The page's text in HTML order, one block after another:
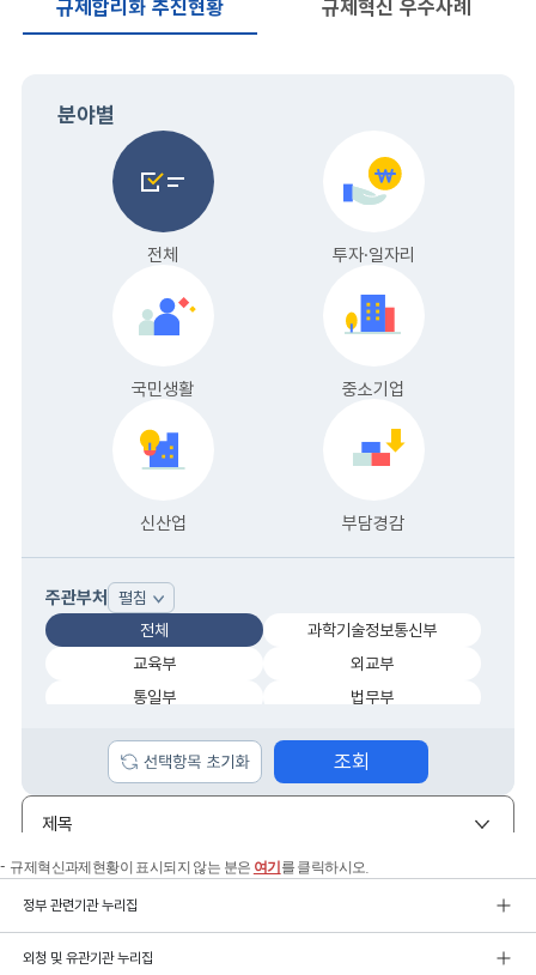
규제혁신과제현황이 표시되지 않는 분은 여기 를 클릭하시오.
정부 관련기관 누리집
외청 및 유관기관 누리집